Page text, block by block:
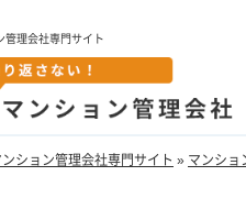
管理会社専門サイト
ション管理会社専門サイト » マンショ